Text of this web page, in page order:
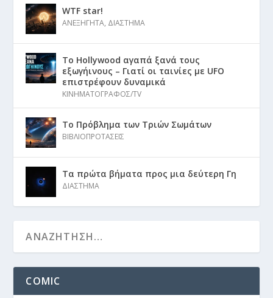
WTF star!
ΑΝΕΞΗΓΗΤΑ, ΔΙΑΣΤΗΜΑ
Το Hollywood αγαπά ξανά τους
εξωγήινους – Γιατί οι ταινίες με UFO
επιστρέφουν δυναμικά
ΚΙΝΗΜΑΤΟΓΡΑΦΟΣ/TV
Το Πρόβλημα των Τριών Σωμάτων
ΒΙΒΛΙΟΠΡΟΤΑΣΕΙΣ
Τα πρώτα βήματα προς μια δεύτερη Γη
ΔΙΑΣΤΗΜΑ
COMIC